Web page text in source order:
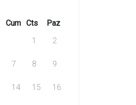
Cum Cts
Paz
1
2
7 8 9
14 15 16